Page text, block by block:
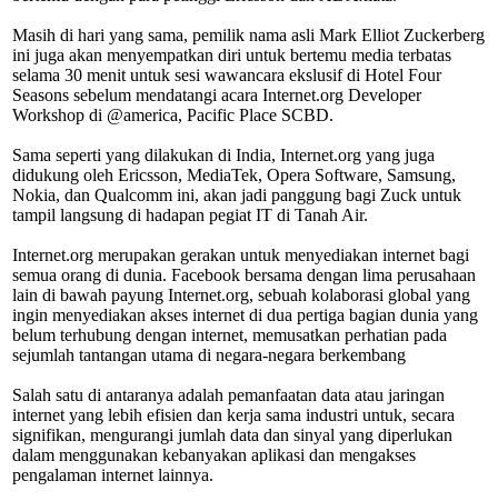
Masih di hari yang sama, pemilik nama asli Mark Elliot Zuckerberg
ini juga akan menyempatkan diri untuk bertemu media terbatas
selama 30 menit untuk sesi wawancara ekslusif di Hotel Four
Seasons sebelum mendatangi acara Internet.org Developer
Workshop di @america, Pacific Place SCBD.
Sama seperti yang dilakukan di India, Internet.org yang juga
didukung oleh Ericsson, MediaTek, Opera Software, Samsung,
Nokia, dan Qualcomm ini, akan jadi panggung bagi Zuck untuk
tampil langsung di hadapan pegiat IT di Tanah Air.
Internet.org merupakan gerakan untuk menyediakan internet bagi
semua orang di dunia. Facebook bersama dengan lima perusahaan
lain di bawah payung Internet.org, sebuah kolaborasi global yang
ingin menyediakan akses internet di dua pertiga bagian dunia yang
belum terhubung dengan internet, memusatkan perhatian pada
sejumlah tantangan utama di negara-negara berkembang
Salah satu di antaranya adalah pemanfaatan data atau jaringan
internet yang lebih efisien dan kerja sama industri untuk, secara
signifikan, mengurangi jumlah data dan sinyal yang diperlukan
dalam menggunakan kebanyakan aplikasi dan mengakses
pengalaman internet lainnya.